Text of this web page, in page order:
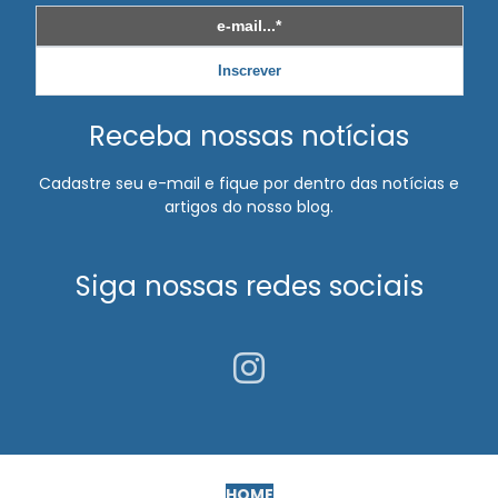
Exame de mudança de riscos ocupacionais
Exame ocupacional audiometria
Exame ocupacional para motorista
Exame ocupacional para trabalho em altura
Exame retorno ao trabalho inapto
Inscrever
Receba nossas notícias
Cadastre seu e-mail e fique por dentro das notícias e
artigos do nosso blog.
Siga nossas redes sociais